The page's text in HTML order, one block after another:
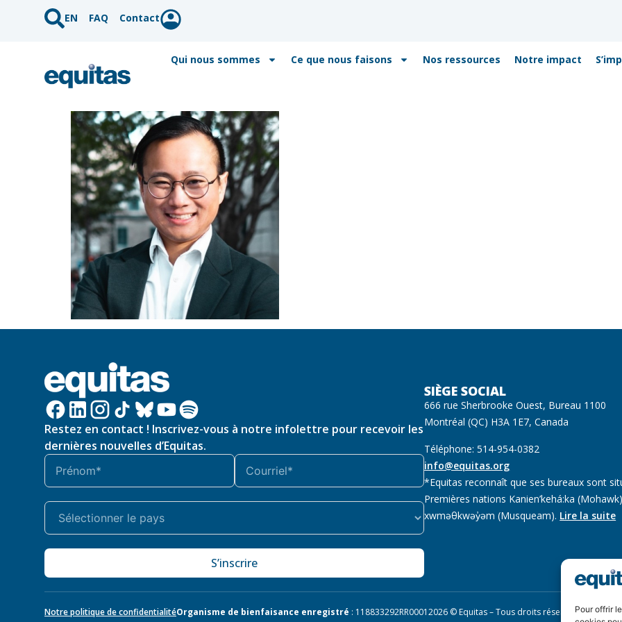
Pour offrir
EN FAQ Contact
Qui nous sommes Ce que nous faisons Nos ressources Notre impact
Restez en contact ! Inscrivez-vous à notre infolettre pour recevoir les
dernières nouvelles d’Equitas.
S’inscrire
SIÈGE SOCIAL
666 rue Sherbrooke Ouest, Bureau 1100
Montréal (QC) H3A 1E7, Canada
Téléphone: 514-954-0382
info@equitas.org
*Equitas reconnaît que ses bureaux sont
Premières nations Kanien’kehá:ka
xwməθkwəy̓əm (Musqueam). Lire la suite
Notre politique de confidentialitéOrganisme de bienfaisance enregistré : 118833292RR00012026 © Equitas – Tous droits réservés, site par